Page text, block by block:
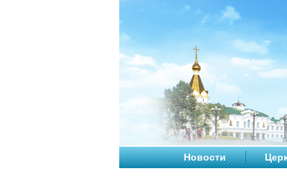
Новости